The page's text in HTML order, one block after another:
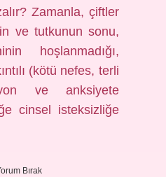
Zamanla, çiftler
ve tutkunun sonu,
hoşlanmadığı,
(kötü nefes, terli
ve anksiyete
cinsel isteksizliğe
Bırak